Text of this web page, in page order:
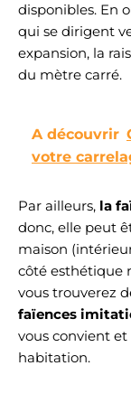
disponibles. En
qui se dirigent
expansion, la
du mètre carré.
A découvrir
votre
Par ailleurs, la
donc, elle peut
maison
côté esthétique
vous trouverez
faïences
vous convient et
habitation.